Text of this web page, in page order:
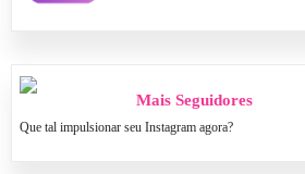
Mais Seguidores
Que tal impulsionar seu Instagram agora?